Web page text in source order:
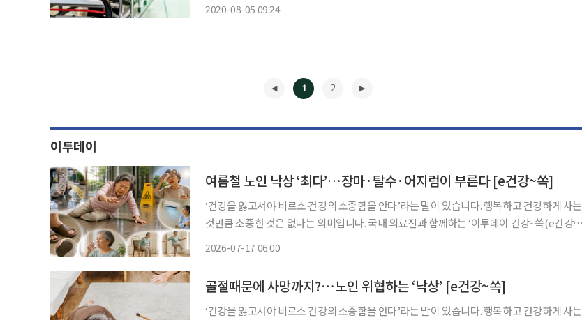
2020-08-05 09:24
1 2
이투데이
여름철 노인 낙상 ‘최다’…장마·탈수·어지럼이 부른다 [e건강~쏙]
‘건강을 잃고서야 비로소 건강의 소중함을 안다’라는 말이 있습니다. 행복하고 건강하게 사는
것만큼 소중한 것은 없다는 의미입니다. 국내 의료진과 함께하는 ‘이투데이 건강~쏙(e건강~
2026-07-17 06:00
골절때문에 사망까지?…노인 위협하는 ‘낙상’ [e건강~쏙]
‘건강을 잃고서야 비로소 건강의 소중함을 안다’라는 말이 있습니다. 행복하고 건강하게 사는